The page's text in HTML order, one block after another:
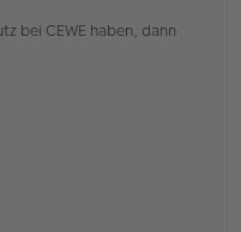
bei CEWE haben, dann